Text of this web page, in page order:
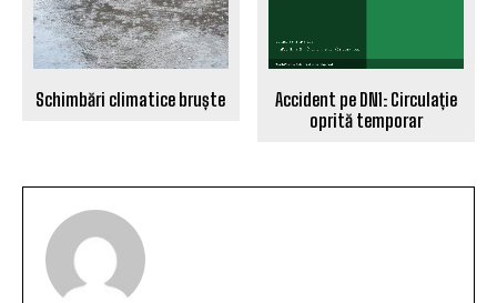
Schimbări climatice bruște
Accident pe DN1: Circulație
oprită temporar